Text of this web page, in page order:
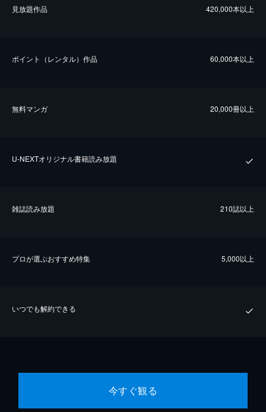
⾒放題作品 420,000本以上
ポイント（レンタル）作品 60,000本以上
無料マンガ 20,000冊以上
U-NEXTオリジナル書籍読み放題
雑誌読み放題 210誌以上
プロが選ぶおすすめ特集 5,000以上
いつでも解約できる
今すぐ観る